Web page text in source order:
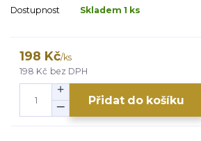
Dostupnost Skladem 1 ks
198 Kč/ks
198 Kč bez DPH
Přidat do košíku